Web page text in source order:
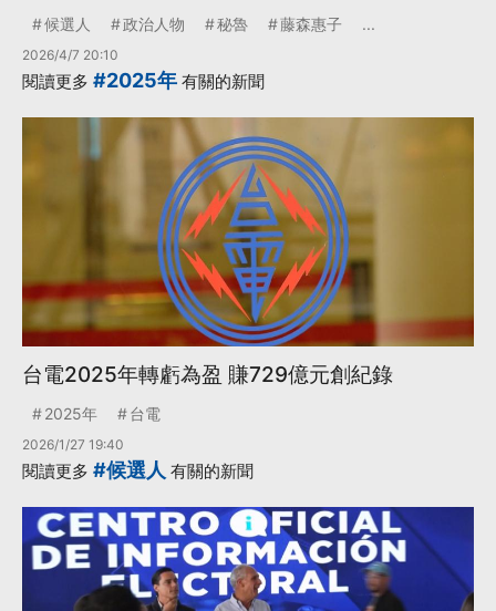
候選人 政治人物 秘魯 藤森惠子 ...
2026/4/7 20:10
閱讀更多 #2025年 有關的新聞
台電2025年轉虧為盈 賺729億元創紀錄
2025年 台電
2026/1/27 19:40
閱讀更多 #候選人 有關的新聞